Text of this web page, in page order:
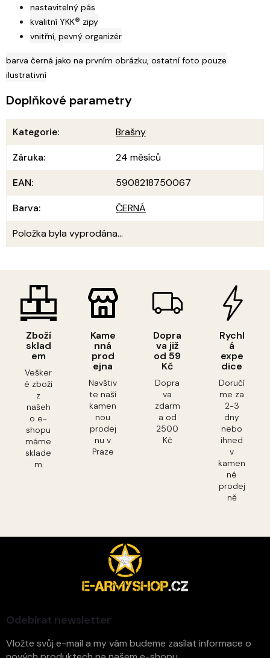
Zboží
sklad
em
Vešker
é zboží
z
našeh
o e-
shopu
máme
sklade
m
Kame
nná
prod
ejna
Navštiv
te naší
kamen
nou
prodej
nu v
Praze
Dopra
va již
od 59
Kč
Dopra
va
zdarm
a od
2500
Kč
Rychl
á
expe
dice
Doručí
me za
2-3
dny
nebo
ihned
v
kamen
né
prodej
ně
nastavitelný pás
kvalitní YKK® zipy
vnitřní, pevný organizér
barva černá jako na prvním obrázku, ostatní foto pouze
ilustrativní
Doplňkové parametry
Kategorie:
Brašny
Záruka:
24 měsíců
EAN:
5908218750067
Barva:
ČERNÁ
Položka byla vyprodána…
Odebírat newsletter
Vložte svůj e-mail a my vám budeme zasílat informace o